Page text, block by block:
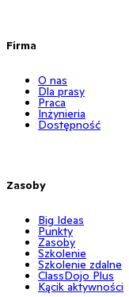
Firma
O nas
Dla prasy
Praca
Inżynieria
Dostępność
Zasoby
Big Ideas
Punkty
Zasoby
Szkolenie
Szkolenie zdalne
ClassDojo Plus
Kącik aktywności